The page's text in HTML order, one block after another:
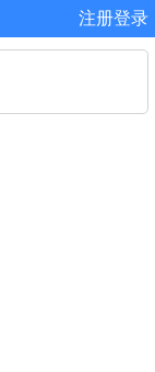
注册登录